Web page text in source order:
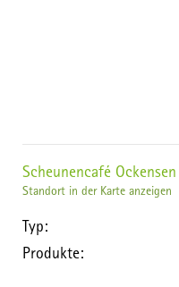
Scheunencafé Ockensen
Standort in der Karte anzeigen
Typ:
Produkte: